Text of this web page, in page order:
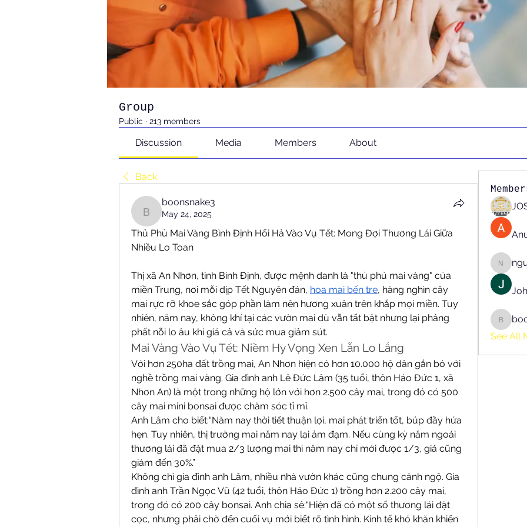
Group
Public · 213 members
Discussion Media Members About
Back
boonsnake3
boonsnake3
May 24, 2025
Thủ Phủ Mai Vàng Bình Định Hối Hả Vào Vụ Tết: Mong Đợi Thương Lái Giữa
Nhiều Lo Toan
Thị xã An Nhơn, tỉnh Bình Định, được mệnh danh là "thủ phủ mai vàng" của
miền Trung, nơi mỗi dịp Tết Nguyên đán, hoa mai bến tre, hàng nghìn cây
mai rực rỡ khoe sắc góp phần làm nên hương xuân trên khắp mọi miền. Tuy
nhiên, năm nay, không khí tại các vườn mai dù vẫn tất bật nhưng lại phảng
phất nỗi lo âu khi giá cả và sức mua giảm sút.
Mai Vàng Vào Vụ Tết: Niềm Hy Vọng Xen Lẫn Lo Lắng
Với hơn 250ha đất trồng mai, An Nhơn hiện có hơn 10.000 hộ dân gắn bó với
nghề trồng mai vàng. Gia đình anh Lê Đức Lâm (35 tuổi, thôn Háo Đức 1, xã
Nhơn An) là một trong những hộ lớn với hơn 2.500 cây mai, trong đó có 500
cây mai mini bonsai được chăm sóc tỉ mỉ.
Anh Lâm cho biết:“Năm nay thời tiết thuận lợi, mai phát triển tốt, búp đầy hứa
hẹn. Tuy nhiên, thị trường mai năm nay lại ảm đạm. Nếu cùng kỳ năm ngoái
thương lái đã đặt mua 2/3 lượng mai thì năm nay chỉ mới được 1/3, giá cũng
giảm đến 30%.”
Không chỉ gia đình anh Lâm, nhiều nhà vườn khác cũng chung cảnh ngộ. Gia
đình anh Trần Ngọc Vũ (42 tuổi, thôn Háo Đức 1) trồng hơn 2.200 cây mai,
trong đó có 200 cây bonsai. Anh chia sẻ:“Hiện đã có một số thương lái đặt
cọc, nhưng phải chờ đến cuối vụ mới biết rõ tình hình. Kinh tế khó khăn khiến
See All